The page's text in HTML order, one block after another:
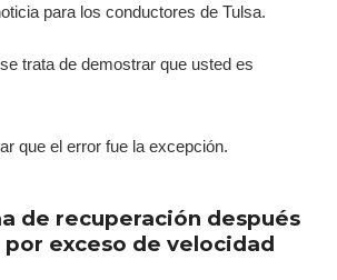
para los conductores de Tulsa.
trata de demostrar que usted es
que el error fue la excepción.
de recuperación después
exceso de velocidad